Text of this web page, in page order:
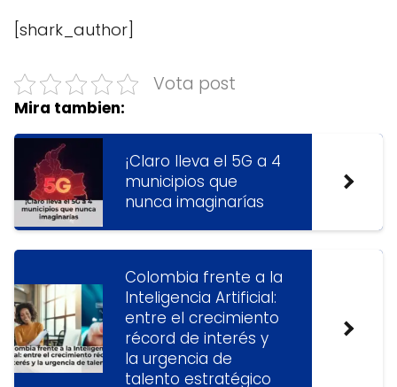
[shark_author]
Vota post
Mira tambien:
¡Claro lleva el 5G a 4
municipios que
nunca imaginarías
Colombia frente a la
Inteligencia Artificial:
entre el crecimiento
récord de interés y
la urgencia de
talento estratégico